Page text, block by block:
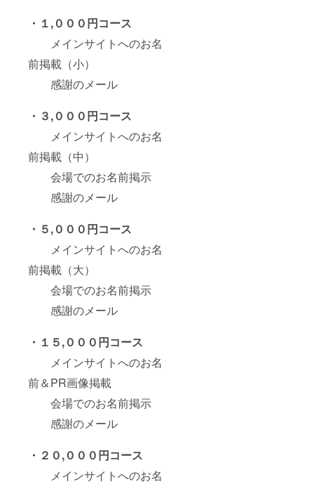
・１,０００円コース
メインサイトへのお名
前掲載（小）
感謝のメール
・３,０００円コース
メインサイトへのお名
前掲載（中）
会場でのお名前掲示
感謝のメール
・５,０００円コース
メインサイトへのお名
前掲載（大）
会場でのお名前掲示
感謝のメール
・１５,０００円コース
メインサイトへのお名
前＆PR画像掲載
会場でのお名前掲示
感謝のメール
・２０,０００円コース
メインサイトへのお名